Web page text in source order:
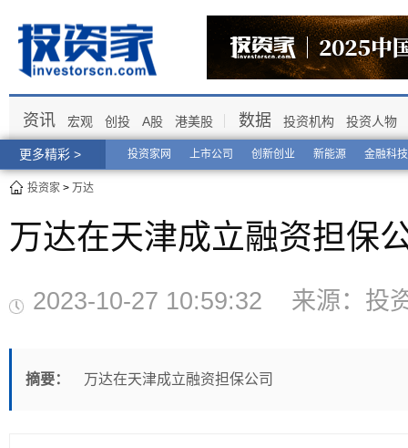
更多精彩 > 投资家网 上市公司 创新创业 新能源 金融科技
资讯 宏观 创投 A股 港美股 数据 投资机构 投资人物
投资家 > 万达
万达在天津成立融资担保
2023-10-27 10:59:32 来源：
摘要： 万达在天津成立融资担保公司